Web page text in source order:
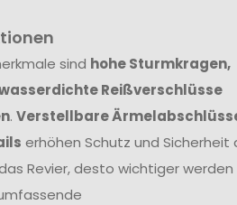
sind hohe Sturmkragen,
Reißverschlüsse
. Verstellbare
erhöhen Schutz und Sicherheit
Revier, desto wichtiger werden